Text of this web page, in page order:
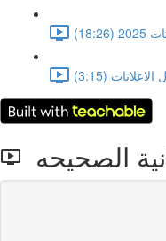
(3:15)
الصحيحه